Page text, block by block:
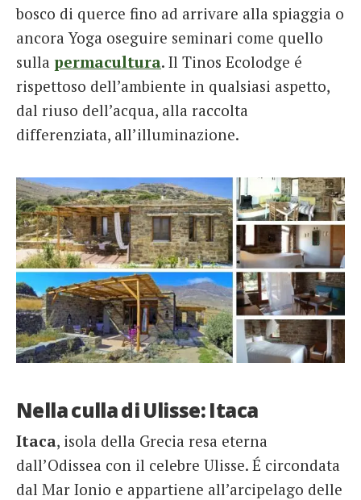
bosco di querce fino ad arrivare alla spiaggia o
ancora Yoga oseguire seminari come quello
sulla permacultura. Il Tinos Ecolodge é
rispettoso dell’ambiente in qualsiasi aspetto,
dal riuso dell’acqua, alla raccolta
differenziata, all’illuminazione.
Nella culla di Ulisse: Itaca
Itaca, isola della Grecia resa eterna
dall’Odissea con il celebre Ulisse. É circondata
dal Mar Ionio e appartiene all’arcipelago delle